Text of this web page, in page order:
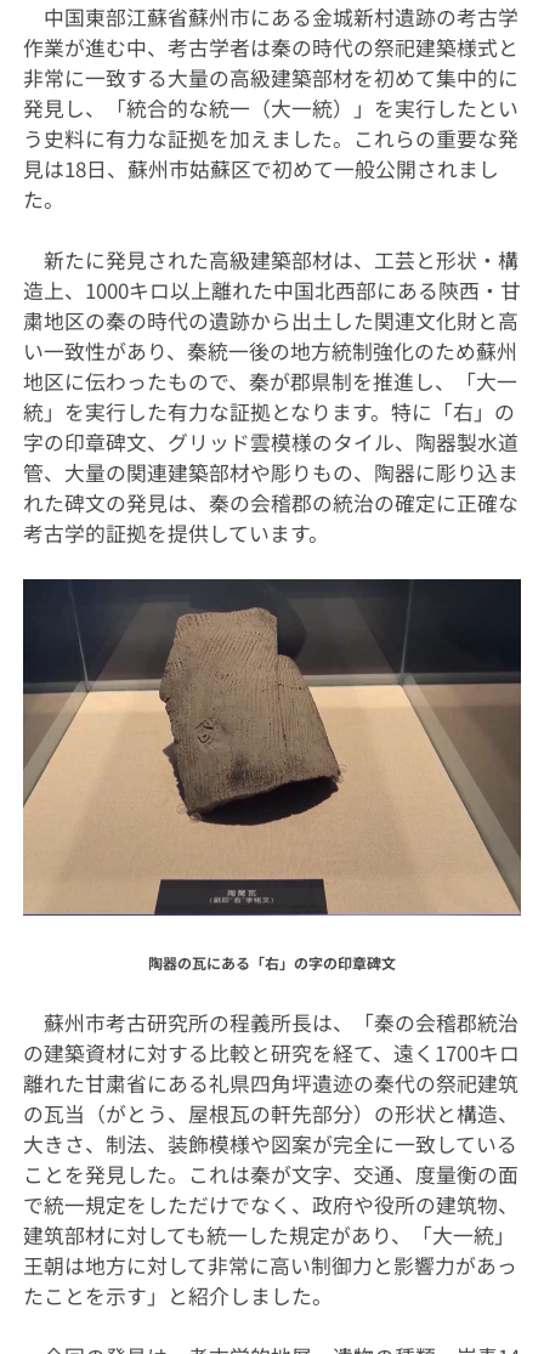
中国東部江蘇省蘇州市にある金城新村遺跡の考古学
作業が進む中、考古学者は秦の時代の祭祀建築様式と
非常に一致する大量の高級建築部材を初めて集中的に
発見し、「統合的な統一（大一統）」を実行したとい
う史料に有力な証拠を加えました。これらの重要な発
見は18日、蘇州市姑蘇区で初めて一般公開されまし
た。
新たに発見された高級建築部材は、工芸と形状・構
造上、1000キロ以上離れた中国北西部にある陝西・甘
粛地区の秦の時代の遺跡から出土した関連文化財と高
い一致性があり、秦統一後の地方統制強化のため蘇州
地区に伝わったもので、秦が郡県制を推進し、「大一
統」を実行した有力な証拠となります。特に「右」の
字の印章碑文、グリッド雲模様のタイル、陶器製水道
管、大量の関連建築部材や彫りもの、陶器に彫り込ま
れた碑文の発見は、秦の会稽郡の統治の確定に正確な
考古学的証拠を提供しています。
陶器の瓦にある「右」の字の印章碑文
蘇州市考古研究所の程義所長は、「秦の会稽郡統治
の建築資材に対する比較と研究を経て、遠く1700キロ
離れた甘粛省にある礼県四角坪遺迹の秦代の祭祀建筑
の瓦当（がとう、屋根瓦の軒先部分）の形状と構造、
大きさ、制法、装飾模様や図案が完全に一致している
ことを発見した。これは秦が文字、交通、度量衡の面
で統一規定をしただけでなく、政府や役所の建筑物、
建筑部材に対しても統一した規定があり、「大一統」
王朝は地方に対して非常に高い制御力と影響力があっ
たことを示す」と紹介しました。